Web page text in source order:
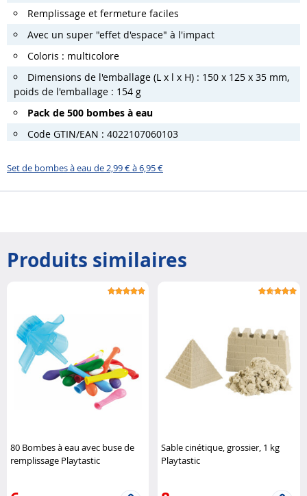
Remplissage et fermeture faciles
Avec un super "effet d'espace" à l'impact
Coloris : multicolore
Dimensions de l'emballage (L x l x H) : 150 x 125 x 35 mm,
poids de l'emballage : 154 g
Pack de 500 bombes à eau
Code GTIN/EAN : 4022107060103
Set de bombes à eau de 2,99 € à 6,95 €
Produits similaires
80 Bombes à eau avec buse de
remplissage Playtastic
Sable cinétique, grossier, 1 kg
Playtastic